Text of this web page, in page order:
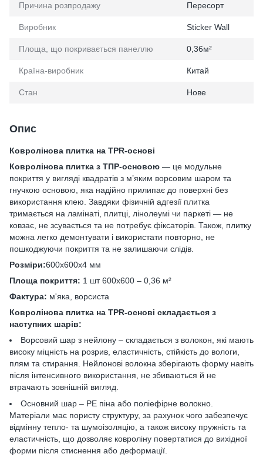
Причина розпродажу Пересорт
Виробник Sticker Wall
Площа, що покривається панеллю 0,36м²
Країна-виробник Китай
Стан Нове
Опис
Ковролінова плитка на TPR-основі
Ковролінова плитка з ТПР-основою — це модульне
покриття у вигляді квадратів з м’яким ворсовим шаром та
гнучкою основою, яка надійно прилипає до поверхні без
використання клею. Завдяки фізичній адгезії плитка
тримається на ламінаті, плитці, лінолеумі чи паркеті — не
ковзає, не зсувається та не потребує фіксаторів. Також, плитку
можна легко демонтувати і використати повторно, не
пошкоджуючи покриття та не залишаючи слідів.
Розміри:600х600х4 мм
Площа покриття: 1 шт 600х600 – 0,36 м²
Фактура: м'яка, ворсиста
Ковролінова плитка на TPR-основі складається з
наступних шарів:
Ворсовий шар з нейлону – складається з волокон, які мають
високу міцність на розрив, еластичність, стійкість до вологи,
плям та стирання. Нейлонові волокна зберігають форму навіть
після інтенсивного використання, не збиваються й не
втрачають зовнішній вигляд.
Основний шар – РЕ піна або поліефірне волокно.
Матеріали має пористу структуру, за рахунок чого забезпечує
відмінну тепло- та шумоізоляцію, а також високу пружність та
еластичність, що дозволяє ковроліну повертатися до вихідної
форми після стиснення або деформації.